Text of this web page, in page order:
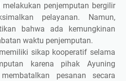
melakukan penjemputan bergilir
pelayanan. Namun,
bahwa ada kemungkinan
waktu penjemputan.
sikap kooperatif selama
karena pihak Ayuning
pesanan secara